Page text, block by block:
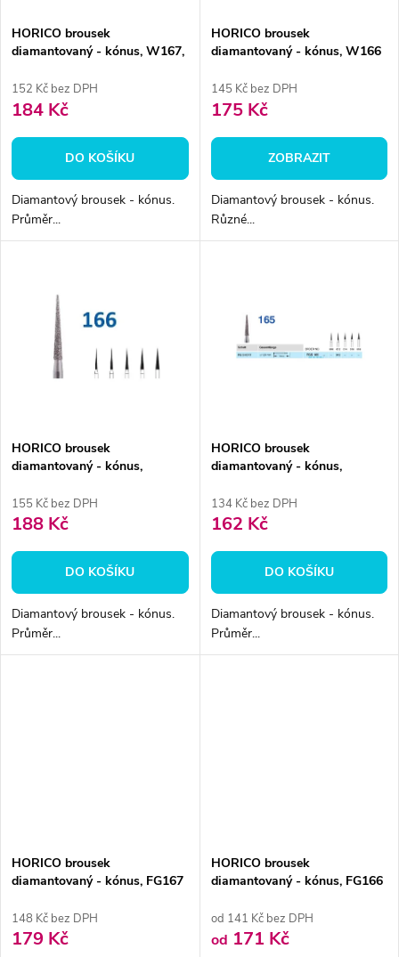
p
r
o
d
u
s
p
r
o
d
u
HORICO brousek
diamantovaný - kónus, W167,
152 Kč bez DPH
184 Kč
DO KOŠÍKU
Diamantový brousek - kónus.
Průměr...
HORICO brousek
diamantovaný - kónus, W166
145 Kč bez DPH
175 Kč
ZOBRAZIT
Diamantový brousek - kónus.
Různé...
HORICO brousek
diamantovaný - kónus,
155 Kč bez DPH
188 Kč
DO KOŠÍKU
Diamantový brousek - kónus.
Průměr...
HORICO brousek
diamantovaný - kónus,
134 Kč bez DPH
162 Kč
DO KOŠÍKU
Diamantový brousek - kónus.
Průměr...
HORICO brousek
diamantovaný - kónus, FG167
148 Kč bez DPH
179 Kč
HORICO brousek
diamantovaný - kónus, FG166
od 141 Kč bez DPH
od 171 Kč